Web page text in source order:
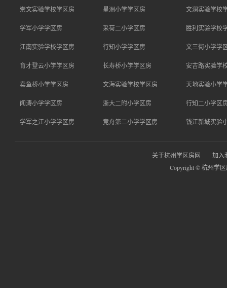
崇文实验学校学区房 星洲小学学区房 文澜实验学校
学军小学学区房 采荷二小学区房 胜利实验学校
江南实验学校学区房 行知小学学区房 文三街小学学
育才登云小学学区房 长寿桥小学学区房 安吉路实验学
卖鱼桥小学学区房 文海实验学校学区房 天地实验小学
闻涛小学学区房 浙大二附小学区房 行知二小学区
学军之江小学学区房 竞舟第二小学学区房 钱江新城实验
关于杭州学区房网
加入
Copyright © 杭州学